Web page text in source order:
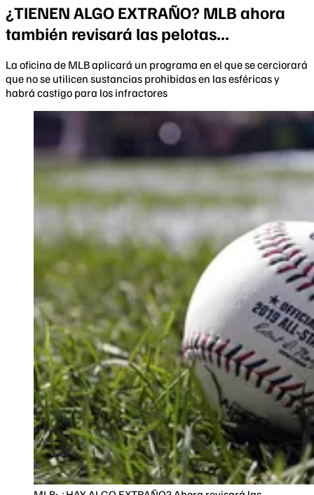
¿TIENEN ALGO EXTRAÑO? MLB ahora
también revisará las pelotas...
La oficina de MLB aplicará un programa en el que se cerciorará
que no se utilicen sustancias prohibidas en las esféricas y
habrá castigo para los infractores